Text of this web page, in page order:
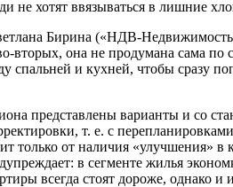
не хотят ввязываться в лишние
Бирина («НДВ-
она не продумана сама по
и кухней, чтобы сразу
представлены варианты и со
т. е. с
только от наличия «улучшения»
в сегменте жилья
всегда стоят дороже, однако